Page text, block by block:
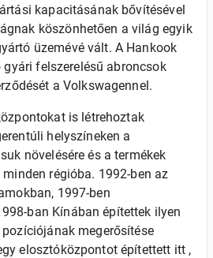
kapacitásának bővítésével
köszönhetően a világ egyik
üzemévé vált. A Hankook
felszerelésű abroncsok
a Volkswagennel.
is létrehoztak
helyszíneken a
növelésére és a termékek
régióba. 1992-ben az
1997-ben
ban Kínában építettek ilyen
megerősítése
elosztóközpontot építettett itt ,